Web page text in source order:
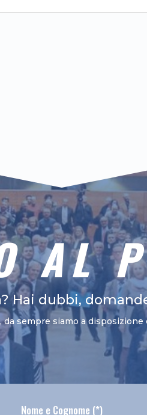
AL
Hai dubbi,
da sempre siamo a
Nome e Cognome (*)